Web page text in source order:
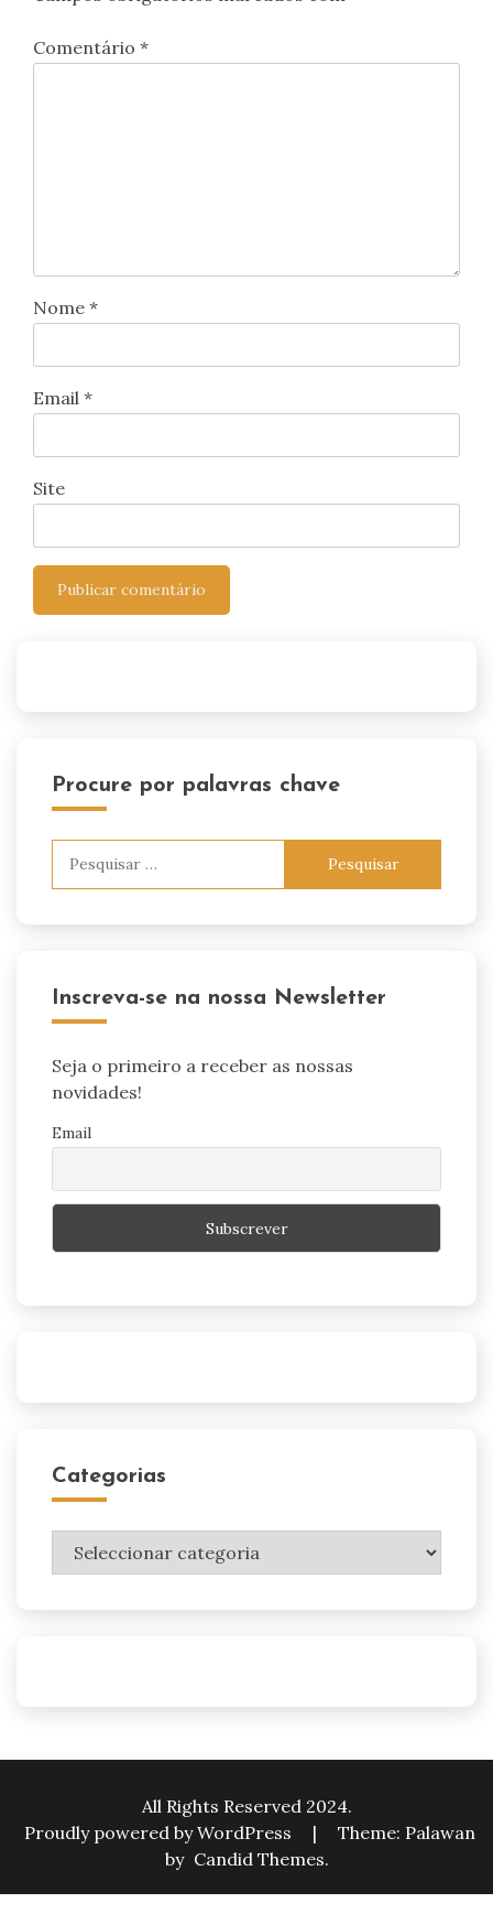
Comentário *
Nome *
Email *
Site
Procure por palavras chave
Inscreva-se na nossa Newsletter
Seja o primeiro a receber as nossas
novidades!
Email
Categorias
Categorias
All Rights Reserved 2024.
Proudly powered by WordPress
|
Theme: Palawan
by Candid Themes.